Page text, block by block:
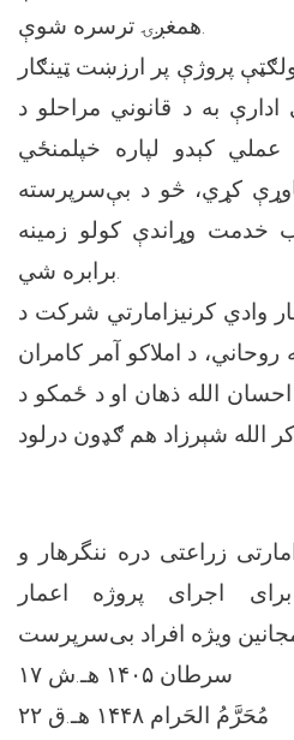
پروژې پر ارزښت ټينګار
به د قانوني مراحلو د
کېدو لپاره خپلمنځي
کړي، څو د بې‌سرپرسته
خدمت وړاندې کولو زمينه
وادي کرنيزامارتي شرکت د
روحاني، د املاکو آمر کامران
الله ذهان او د ځمکو د
زراعتی دره ننگرهار و
اجرای پروژه اعمار
ویژه افراد بی‌سرپرست
۱۷ سرطان ۱۴۰۵ هـ.ش
۲۲ مُحَرَّمُ الحَرام ۱۴۴۸ هـ.ق